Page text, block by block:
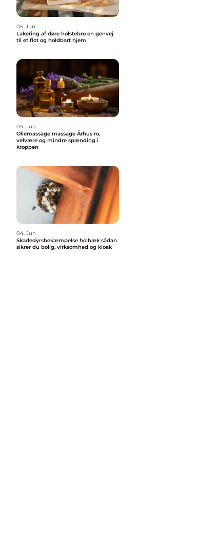
05. Jun
Lakering af døre holstebro en genvej
til et flot og holdbart hjem
04. Jun
Oliemassage massage Århus ro,
velvære og mindre spænding i
kroppen
04. Jun
Skadedyrsbekæmpelse holbæk sådan
sikrer du bolig, virksomhed og kloak